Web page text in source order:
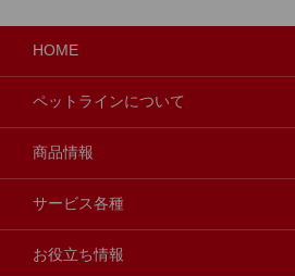
HOME
ペットラインについて
ペットラインが大切にしていること
研究開発センターについて
学会・論文発表
商品情報
ドッグフード
キャットフード
サービス各種
ウェルネスナビ
お役立ち情報